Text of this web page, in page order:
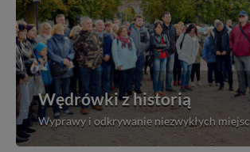
Wędrówki z historią
Wyprawy i odkrywanie niezwykłych miejsc